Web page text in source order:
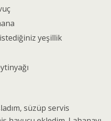
yeşillik
süzüp servis